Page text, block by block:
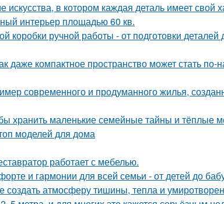
в котором каждая деталь имеет свой
интерьер площадью 60 кв.
коробки ручной работы - от подготовки
даже компактное пространство может стать по-
современного и продуманного жилья,
хранить маленькие семейные тайны и тёплые
моделей для дома
работает с мебелью.
и гармонии для всей семьи - от детей до
атмосферу тишины, тепла и